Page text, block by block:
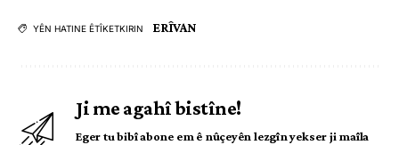
YÊN HATINE ÊTÎKETKIRIN ERÎVAN
Ji me agahî bistîne!
Eger tu bibî abone em ê nûçeyên lezgîn yekser ji maîla